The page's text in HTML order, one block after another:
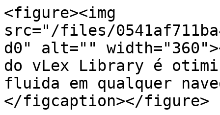
<figure><img
src="/files/
d0" alt=""
do vLex Library é
fluida em qualquer
</figcaption></figure>